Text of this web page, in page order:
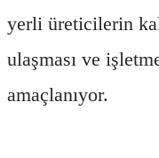
yerli üreticilerin
ulaşması ve
amaçlanıyor.